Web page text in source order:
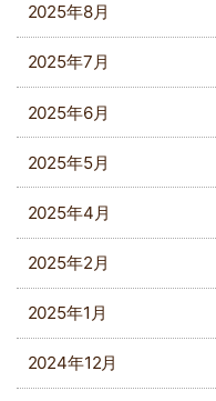
2025年8月
2025年7月
2025年6月
2025年5月
2025年4月
2025年2月
2025年1月
2024年12月